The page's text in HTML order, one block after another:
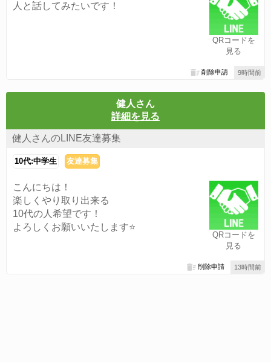
QRコードを
見る
人と話してみたいです！
9時間前
削除申請
健人さん
詳細を見る
健人さんのLINE友達募集
10代:中学生 友達募集
QRコードを
見る
こんにちは！
楽しくやり取り出来る
10代の人希望です！
よろしくお願いいたします⭐️
13時間前
削除申請